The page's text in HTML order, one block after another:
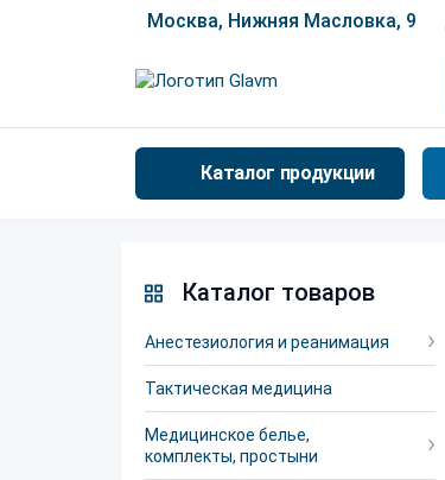
Москва, Нижняя Масловка, 9
Каталог продукции
Каталог товаров
Анестезиология и реанимация
Тактическая медицина
Медицинское белье,
комплекты, простыни